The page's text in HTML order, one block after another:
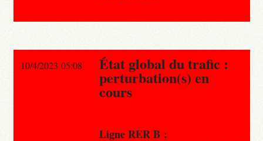
10/4/2023 05:08 État global du trafic :
perturbation(s) en
cours
Ligne RER B :